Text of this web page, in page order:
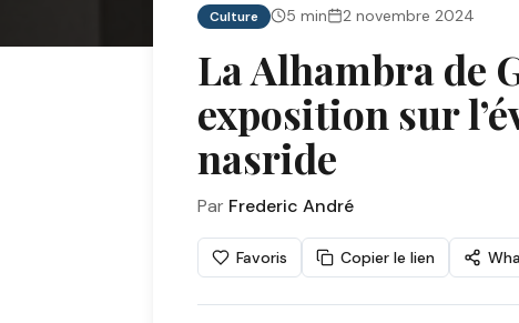
Culture 5 min 2 novembre 2024
La Alhambra de
exposition sur
nasride
Par Frederic André
Favoris Copier le lien